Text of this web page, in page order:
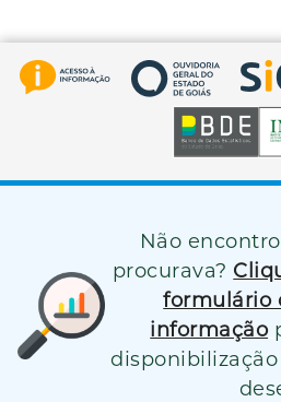
Não
procurava?
formulário
informação